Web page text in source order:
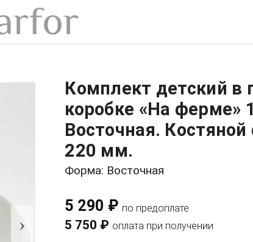
›
Комплект детский в
коробке «На ферме»
Восточная.
220 мм.
Форма: Восточная
5 290 ₽ по предоплате
5 750 ₽ оплата при получении